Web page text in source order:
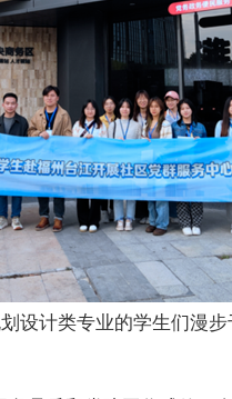
设计类专业的学生们漫